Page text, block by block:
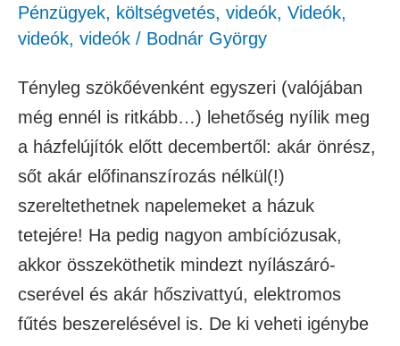
Pénzügyek, költségvetés, videók, Videók,
videók, videók / Bodnár György
Tényleg szökőévenként egyszeri (valójában
még ennél is ritkább…) lehetőség nyílik meg
a házfelújítók előtt decembertől: akár önrész,
sőt akár előfinanszírozás nélkül(!)
szereltethetnek napelemeket a házuk
tetejére! Ha pedig nagyon ambíciózusak,
akkor összeköthetik mindezt nyílászáró-
cserével és akár hőszivattyú, elektromos
fűtés beszerelésével is. De ki veheti igénybe